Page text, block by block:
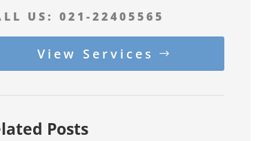
US:021-22405565
View Services
Posts